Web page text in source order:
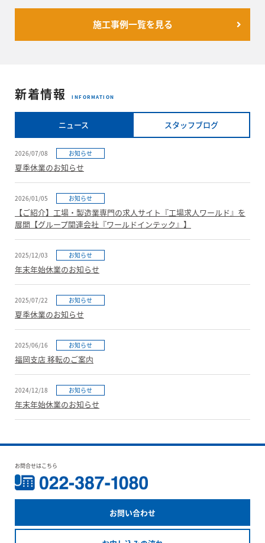
施工事例一覧を見る
新着情報 INFORMATION
ニュース スタッフブログ
2026/07/08 お知らせ
夏季休業のお知らせ
2026/01/05 お知らせ
【ご紹介】工場・製造業専門の求人サイト『工場求人ワールド』を
展開【グループ関連会社『ワールドインテック』】
2025/12/03 お知らせ
年末年始休業のお知らせ
2025/07/22 お知らせ
夏季休業のお知らせ
2025/06/16 お知らせ
福岡支店 移転のご案内
2024/12/18 お知らせ
年末年始休業のお知らせ
お問合せはこちら
お問い合わせ